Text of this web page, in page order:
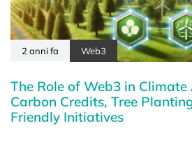
2 anni fa Web3
The Role of Web3 in
Carbon Credits, Tree
Friendly Initiatives